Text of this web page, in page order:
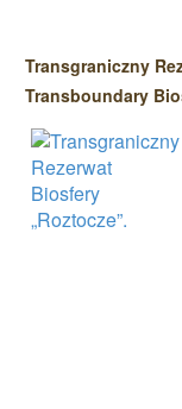
Transgraniczny
Transboundary